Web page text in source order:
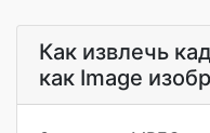
Как извлечь
как Image